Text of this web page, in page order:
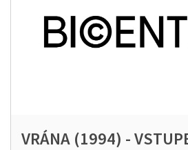
VRÁNA (1994) -